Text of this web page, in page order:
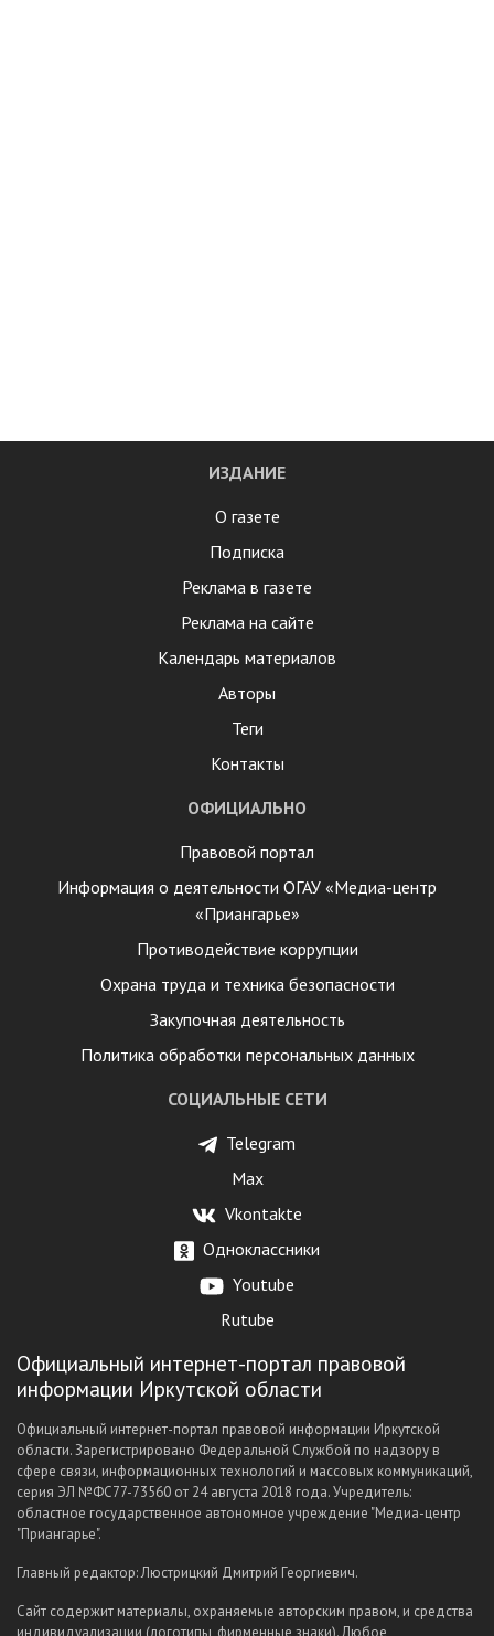
ИЗДАНИЕ
О газете
Подписка
Реклама в газете
Реклама на сайте
Календарь материалов
Авторы
Теги
Контакты
ОФИЦИАЛЬНО
Правовой портал
Информация о деятельности ОГАУ «Медиа-центр
«Приангарье»
Противодействие коррупции
Охрана труда и техника безопасности
Закупочная деятельность
Политика обработки персональных данных
СОЦИАЛЬНЫЕ СЕТИ
Telegram
Max
Vkontakte
Одноклассники
Youtube
Rutube
Официальный интернет-портал правовой
информации Иркутской области
Официальный интернет-портал правовой информации Иркутской
области. Зарегистрировано Федеральной Службой по надзору в
сфере связи, информационных технологий и массовых коммуникаций,
серия ЭЛ №ФС77-73560 от 24 августа 2018 года. Учредитель:
областное государственное автономное учреждение "Медиа-центр
"Приангарье".
Главный редактор: Люстрицкий Дмитрий Георгиевич.
Сайт содержит материалы, охраняемые авторским правом, и средства